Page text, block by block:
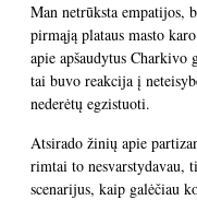
Man netrūksta empatijos,
pirmąją plataus masto
apie apšaudytus
tai buvo reakcija į
nederėtų egzistuoti.
Atsirado žinių apie
rimtai to nesvarstydavau,
scenarijus, kaip galėčiau